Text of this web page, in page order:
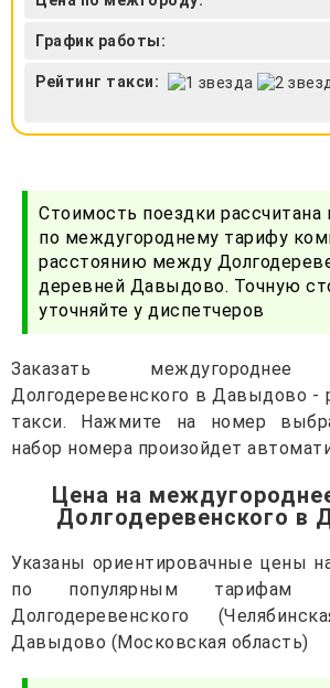
График работы:
Рейтинг такси:
Стоимость поездки рассчитана
по междугороднему тарифу
расстоянию между
деревней Давыдово. Точную
уточняйте у диспетчеров
Заказать
Долгодеревенского в Давыдово -
такси. Нажмите на номер
набор номера произойдет
Цена на
Долгодеревенского в
Указаны ориентировачные цены
по популярным тарифам
Долгодеревенского
Давыдово (Московская область)